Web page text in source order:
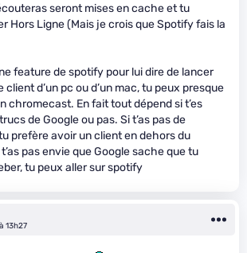
seront mises en cache et tu
Hors Ligne (Mais je crois que Spotify fais la
feature de spotify pour lui dire de lancer
client d’un pc ou d’un mac, tu peux presque
chromecast. En fait tout dépend si t’es
de Google ou pas. Si t’as pas de
prefère avoir un client en dehors du
pas envie que Google sache que tu
tu peux aller sur spotify
13h27